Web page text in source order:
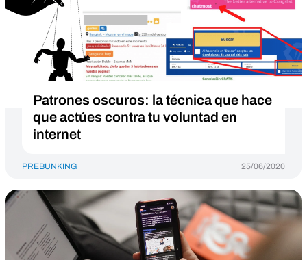
Patrones oscuros: la técnica que hace
que actúes contra tu voluntad en
internet
PREBUNKING 25/06/2020